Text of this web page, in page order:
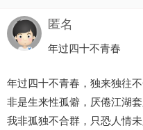
匿名
年过四十不青春
年过四十不青春，独来独往不
非是生来性孤僻，厌倦江湖套
我非孤独不合群，只恐人情未